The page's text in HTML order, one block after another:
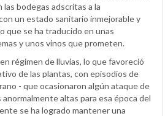
las bodegas adscritas a la
un estado sanitario inmejorable y
que se ha traducido en unas
y unos vinos que prometen.
régimen de lluvias, lo que favoreció
de las plantas, con episodios de
- que ocasionaron algún ataque de
altas para esa época del
se ha logrado mantener una